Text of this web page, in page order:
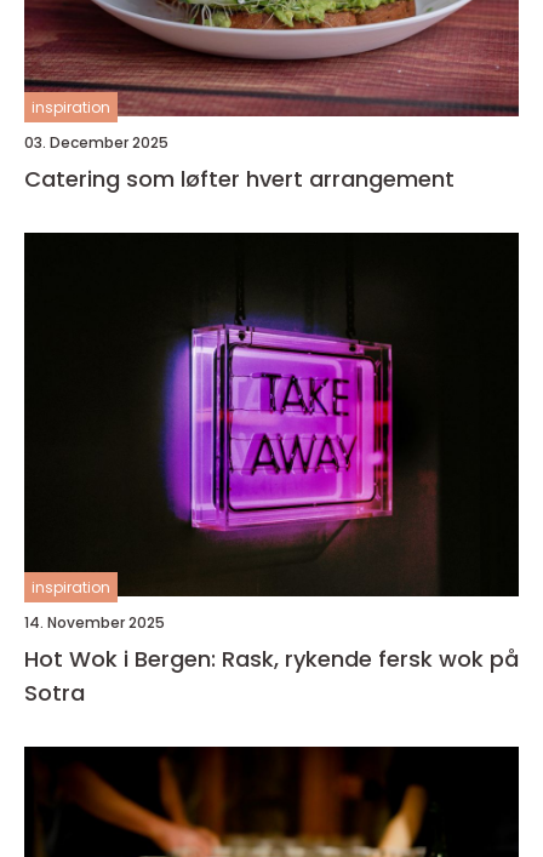
inspiration
03. December 2025
Catering som løfter hvert arrangement
inspiration
14. November 2025
Hot Wok i Bergen: Rask, rykende fersk wok på
Sotra